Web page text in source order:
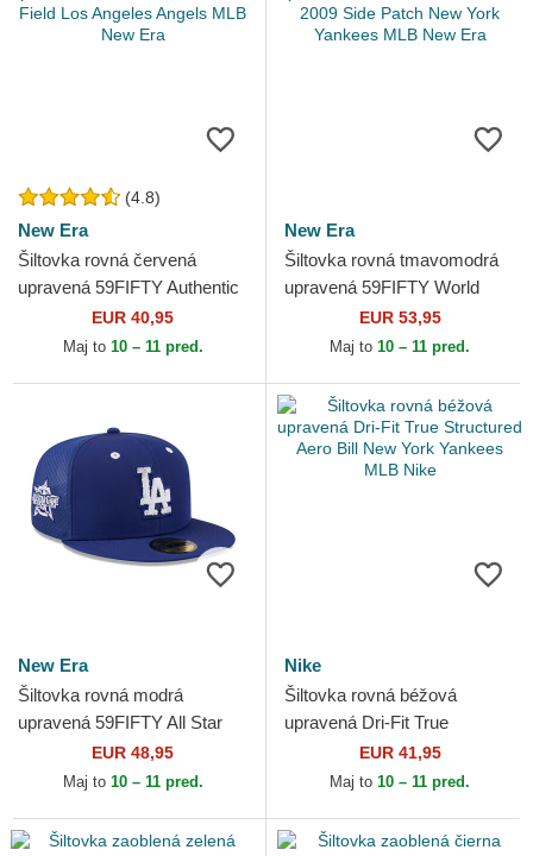
(4.8)
New Era
Šiltovka rovná červená
upravená 59FIFTY Authentic
On Field Los Angeles Angels
MLB New Era
EUR 40,95
Maj to 10 – 11 pred.
New Era
Šiltovka rovná tmavomodrá
upravená 59FIFTY World
Series 2009 Side Patch New
York Yankees MLB New Era
EUR 53,95
Maj to 10 – 11 pred.
New Era
Šiltovka rovná modrá
upravená 59FIFTY All Star
Game Workout Los Angeles
Dodgers MLB New Era
EUR 48,95
Maj to 10 – 11 pred.
Nike
Šiltovka rovná béžová
upravená Dri-Fit True
Structured Aero Bill New York
Yankees MLB Nike
EUR 41,95
Maj to 10 – 11 pred.